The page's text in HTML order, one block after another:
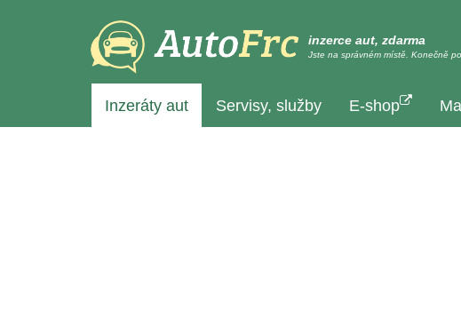
inzerce aut, zdarma
Jste na správném místě. Konečně
Inzeráty aut Servisy, služby E-shop